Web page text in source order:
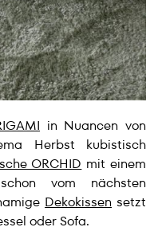
in Nuancen von
Herbst kubistisch
ORCHID mit einem
vom nächsten
Dekokissen setzt
oder Sofa.